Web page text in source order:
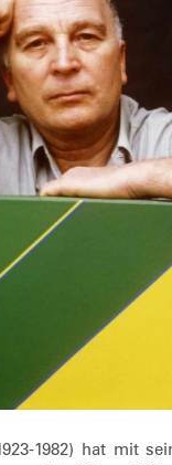
1982) hat mit